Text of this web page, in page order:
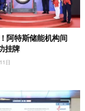
阿特斯储能机构间
挂牌
日